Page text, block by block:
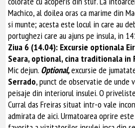
Machico, al doilea oras ca marime din
si munte; acesta este locul in care au
portughezi care au ajuns pe insula, in
Ziua 6 (14.04): Excursie optionala
Seara, optional, cina traditionala in
Mic dejun. Optional,excursie de
Serrado, punct de observatie de unde
peisaje din interiorul insulei. O
Curral das Freiras situat intr-o vale
admirata de aici. Urmatoarea oprire